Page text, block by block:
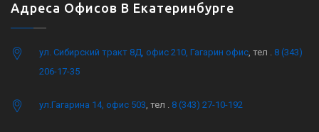
Адреса Офисов В Екатеринбурге
ул. Сибирский тракт 8Д, офис 210, Гагарин офис, тел . 8 (343)
206-17-35
ул.Гагарина 14, офис 503, тел . 8 (343) 27-10-192